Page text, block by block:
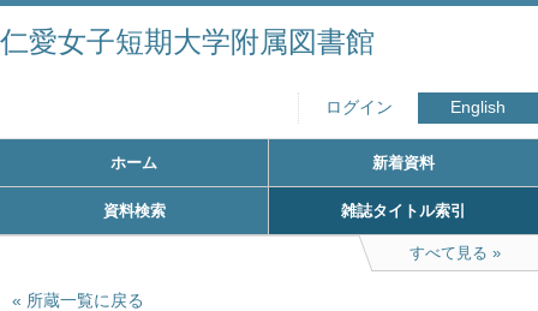
仁愛女子短期大学附属図書館
ログイン English
ホーム 新着資料
資料検索 雑誌タイトル索引
すべて見る
所蔵一覧に戻る